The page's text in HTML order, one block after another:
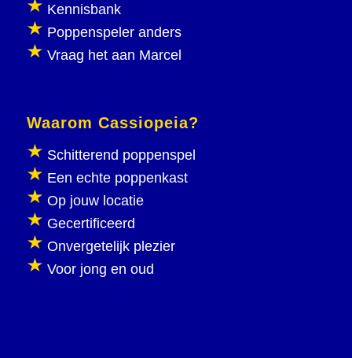
Kennisbank
Poppenspeler anders
Vraag het aan Marcel
Waarom Cassiopeia?
Schitterend poppenspel
Een echte poppenkast
Op jouw locatie
Gecertificeerd
Onvergetelijk plezier
Voor jong en oud